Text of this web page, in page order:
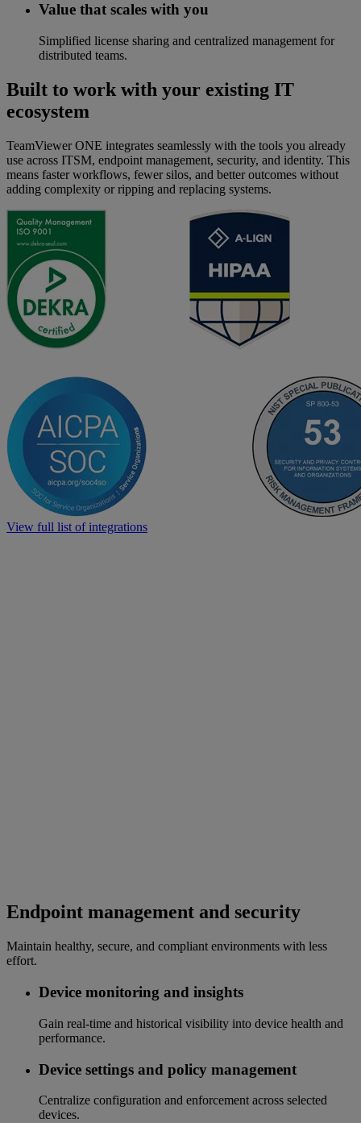
Value that scales with you
Simplified license sharing and centralized management for
distributed teams.
Built to work with your existing IT
ecosystem
TeamViewer ONE integrates seamlessly with the tools you already
use across ITSM, endpoint management, security, and identity. This
means faster workflows, fewer silos, and better outcomes without
adding complexity or ripping and replacing systems.
View full list of integrations
Endpoint management and security
Maintain healthy, secure, and compliant environments with less
effort.
Device monitoring and insights
Gain real-time and historical visibility into device health and
performance.
Device settings and policy management
Centralize configuration and enforcement across selected
devices.